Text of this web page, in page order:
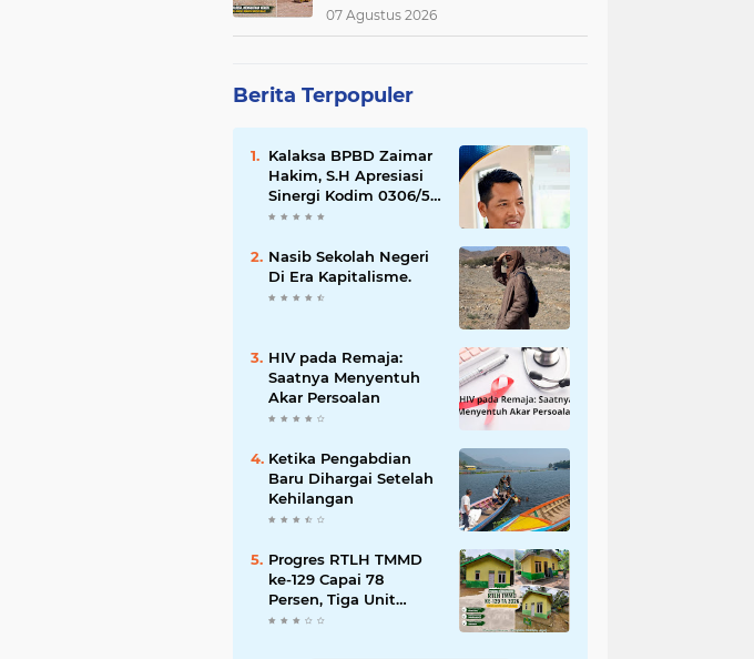
07 Agustus 2026
Berita Terpopuler
Kalaksa BPBD Zaimar
Hakim, S.H Apresiasi
Sinergi Kodim 0306/50
Kota dalam
dan Penanganan
Bencana
Nasib Sekolah Negeri
Di Era Kapitalisme.
HIV pada Remaja:
Saatnya Menyentuh
Akar Persoalan
Ketika Pengabdian
Baru Dihargai Setelah
Kehilangan
Progres RTLH TMMD
ke-129 Capai 78
Persen, Tiga Unit
Rumah Bantuan Mulai